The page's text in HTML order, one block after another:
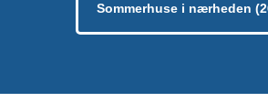
Sommerhuse i nærheden